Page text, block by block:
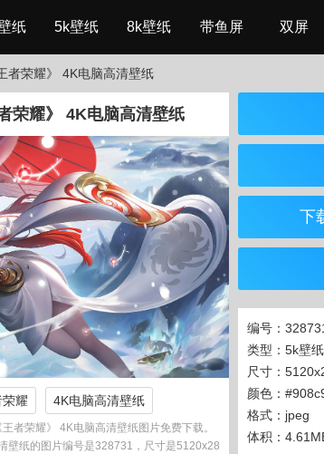
纸 5k壁纸 8k壁纸 带鱼屏 双屏
者荣耀》 4K电脑高清壁纸
荣耀》 4K电脑高清壁纸
荣耀 4K电脑高清壁纸
者荣耀》 4K电脑高清壁纸图片免费下载。
壁纸的图片编号是328731，尺寸是5120x28
下
编号：
类型：5k壁纸
尺寸：
颜色：
格式：jpeg
体积：